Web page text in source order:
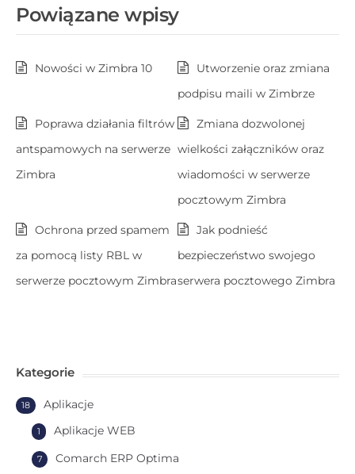
Powiązane wpisy
Nowości w Zimbra 10
Utworzenie oraz zmiana
podpisu maili w Zimbrze
Poprawa działania filtrów
antspamowych na serwerze
Zimbra
Zmiana dozwolonej
wielkości załączników oraz
wiadomości w serwerze
pocztowym Zimbra
Ochrona przed spamem
za pomocą listy RBL w
serwerze pocztowym Zimbra
Jak podnieść
bezpieczeństwo swojego
serwera pocztowego Zimbra
Kategorie
Aplikacje
18
Aplikacje WEB
1
Comarch ERP Optima
7